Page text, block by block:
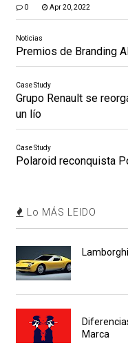
0 Apr 20, 2022
Noticias
Premios de Branding
Case Study
Grupo Renault se
un lío
Case Study
Polaroid reconquista
Lo MÁS LEIDO
Marca